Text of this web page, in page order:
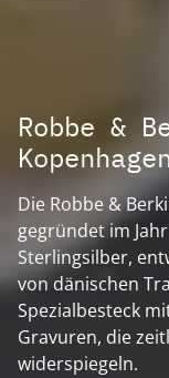
Robbe &
Die Robbe &
gegründet im
Sterlingsilber,
von dänischen
Spezialbesteck
Gravuren, die
widerspiegeln.